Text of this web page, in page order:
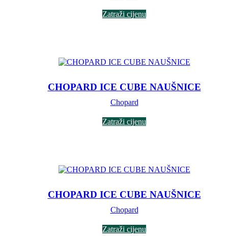
Zatraži cijenu
CHOPARD ICE CUBE NAUŠNICE
Chopard
Zatraži cijenu
CHOPARD ICE CUBE NAUŠNICE
Chopard
Zatraži cijenu